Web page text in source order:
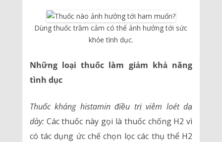
Dùng thuốc trầm cảm có thể ảnh hưởng tới sức
khỏe tình dục.
Những loại thuốc làm giảm khả năng
tình dục
Thuốc kháng histamin điều trị viêm loét dạ
dày:Các thuốc này gọi là thuốc chống H2 vì
có tác dụng ức chế chọn lọc các thụ thể H2